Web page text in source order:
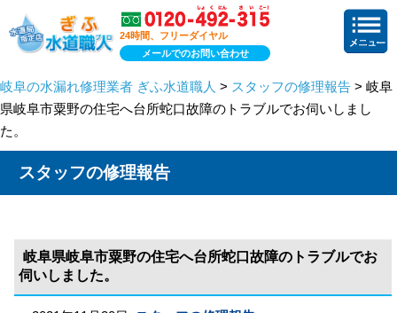
24時間、フリーダイヤル
メールでのお問い合わせ
岐阜の水漏れ修理業者 ぎふ水道職人 > スタッフの修理報告 > 岐阜
県岐阜市粟野の住宅へ台所蛇口故障のトラブルでお伺いしまし
た。
スタッフの修理報告
岐阜県岐阜市粟野の住宅へ台所蛇口故障のトラブルでお
伺いしました。